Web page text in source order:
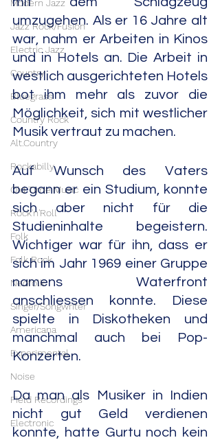
Modern Jazz
Jazz Rock/Fusion
Electric Jazz
Country
Bluegrass
Country Rock
Alt.Country
Rockabilly
Old Time Music
Rock'n'Roll
Folk
Folk Rock
Neofolk
Singer/Songwriter
Americana
Experimental
Noise
Field Recordings
Electronic
umzugehen. Als er 16 Jahre alt
war, nahm er Arbeiten in Kinos
und in Hotels an. Die Arbeit in
westlich ausgerichteten Hotels
bot ihm mehr als zuvor die
Möglichkeit, sich mit westlicher
Musik vertraut zu machen.
Auf Wunsch des Vaters
begann er ein Studium, konnte
sich aber nicht für die
Studieninhalte begeistern.
Wichtiger war für ihn, dass er
sich im Jahr 1969 einer Gruppe
namens Waterfront
anschliessen konnte. Diese
spielte in Diskotheken und
manchmal auch bei Pop-
Konzerten.
Da man als Musiker in Indien
nicht gut Geld verdienen
konnte, hatte Gurtu noch kein